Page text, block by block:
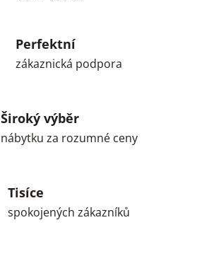
Perfektní
zákaznická podpora
Široký výběr
nábytku za rozumné ceny
Tisíce
spokojených zákazníků